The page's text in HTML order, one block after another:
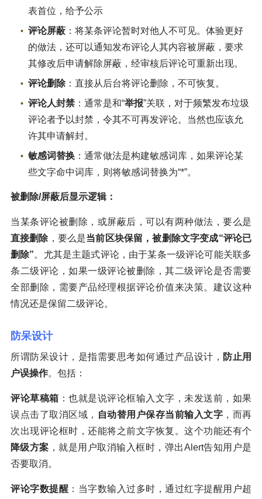
表首位，给予公示
评论屏蔽 ：将某条评论暂时对他人不可见。体验更好
的做法，还可以通知发布评论人其内容被屏蔽，要求
其修改后申请解除屏蔽，经审核后评论可重新出现。
评论删除：直接从后台将评论删除，不可恢复。
评论人封禁 ：通常是和“举报”关联，对于频繁发布垃圾
评论者予以封禁，令其不可再发评论。当然也应该允
许其申请解封。
敏感词替换 ：通常做法是构建敏感词库，如果评论某
些文字命中词库，则将敏感词替换为“*”。
被删除/屏蔽后显示逻辑：
当某条评论被删除，或屏蔽后，可以有两种做法，要么是
直接删除，要么是当前区块保留，被删除文字变成“评论已
删除”。尤其是主题式评论，由于某条一级评论可能关联多
条二级评论，如果一级评论被删除，其二级评论是否需要
全部删除，需要产品经理根据评论价值来决策。建议这种
情况还是保留二级评论。
防呆设计
所谓防呆设计，是指需要思考如何通过产品设计， 防止用
户误操作。包括：
评论草稿箱 ：也就是说评论框输入文字，未发送前，如果
误点击了取消区域， 自动替用户保存当前输入文字 ，而再
次出现评论框时，还能将之前文字恢复。这个功能还有个
降级方案 ，就是用户取消输入框时，弹出Alert告知用户是
否要取消。
评论字数提醒 ：当字数输入过多时，通过红字提醒用户超